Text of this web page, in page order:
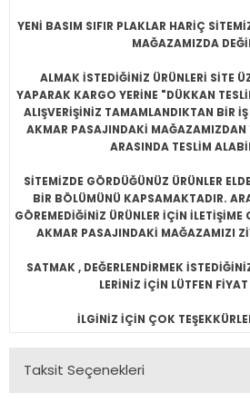
YENİ BASIM SIFIR PLAKLAR HARİÇ
MAĞAZAMIZDA
ALMAK İSTEDİĞİNİZ ÜRÜNLERİ SİTE
YAPARAK KARGO YERİNE "DÜKKAN
ALIŞVERİŞİNİZ TAMAMLANDIKTAN BİR
AKMAR PASAJINDAKİ
ARASINDA TESLİM
SİTEMİZDE GÖRDÜĞÜNÜZ ÜRÜNLER
BİR BÖLÜMÜNÜ KAPSAMAKTADIR.
GÖREMEDİĞİNİZ ÜRÜNLER İÇİN
AKMAR PASAJINDAKİ MAĞAZAMIZI
SATMAK , DEĞERLENDİRMEK
LERİNİZ İÇİN LÜTFEN
İLGİNİZ İÇİN ÇOK
Taksit Seçenekleri